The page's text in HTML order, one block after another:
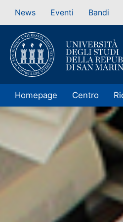
News Eventi Bandi
Homepage Centro